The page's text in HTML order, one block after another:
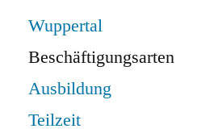
Wuppertal
Beschäftigungsarten
Ausbildung
Teilzeit